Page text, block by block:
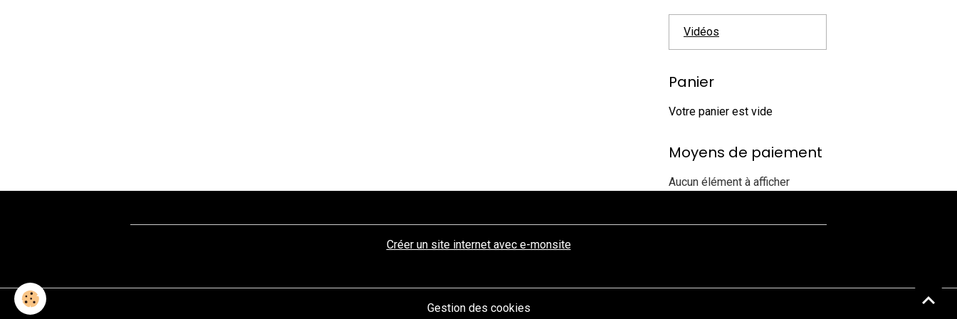
Vidéos
Panier
Votre panier est vide
Moyens de paiement
Aucun élément à afficher
Créer un site internet avec e-monsite
Gestion des cookies